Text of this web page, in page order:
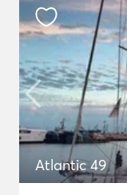
Atlantic 49